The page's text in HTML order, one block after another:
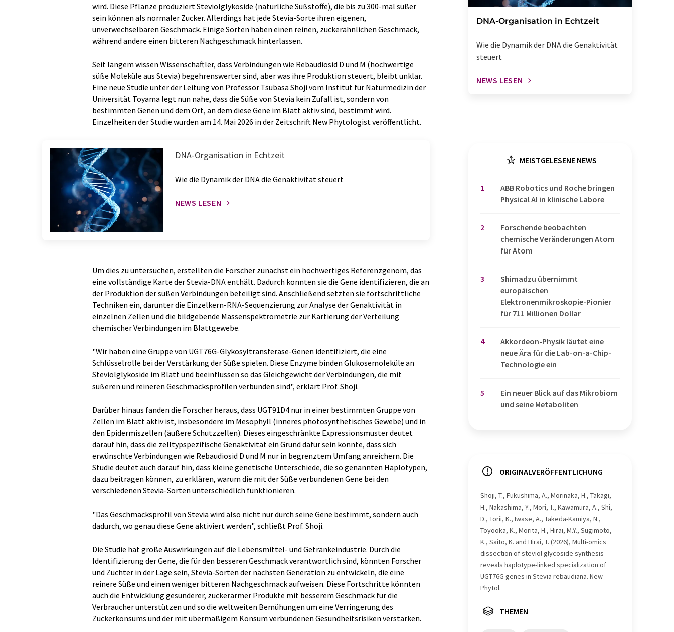
wird. Diese Pflanze produziert Steviolglykoside (natürliche Süßstoffe), die bis zu 300-mal süßer
sein können als normaler Zucker. Allerdings hat jede Stevia-Sorte ihren eigenen,
unverwechselbaren Geschmack. Einige Sorten haben einen reinen, zuckerähnlichen Geschmack,
während andere einen bitteren Nachgeschmack hinterlassen.
Seit langem wissen Wissenschaftler, dass Verbindungen wie Rebaudiosid D und M (hochwertige
süße Moleküle aus Stevia) begehrenswerter sind, aber was ihre Produktion steuert, bleibt unklar.
Eine neue Studie unter der Leitung von Professor Tsubasa Shoji vom Institut für Naturmedizin der
Universität Toyama legt nun nahe, dass die Süße von Stevia kein Zufall ist, sondern von
bestimmten Genen und dem Ort, an dem diese Gene im Blatt aktiv sind, bestimmt wird.
Einzelheiten der Studie wurden am 14. Mai 2026 in der Zeitschrift New Phytologist veröffentlicht.
DNA-Organisation in Echtzeit
Wie die Dynamik der DNA die Genaktivität steuert
NEWS LESEN
Um dies zu untersuchen, erstellten die Forscher zunächst ein hochwertiges Referenzgenom, das
eine vollständige Karte der Stevia-DNA enthält. Dadurch konnten sie die Gene identifizieren, die an
der Produktion der süßen Verbindungen beteiligt sind. Anschließend setzten sie fortschrittliche
Techniken ein, darunter die Einzelkern-RNA-Sequenzierung zur Analyse der Genaktivität in
einzelnen Zellen und die bildgebende Massenspektrometrie zur Kartierung der Verteilung
chemischer Verbindungen im Blattgewebe.
"Wir haben eine Gruppe von UGT76G-Glykosyltransferase-Genen identifiziert, die eine
Schlüsselrolle bei der Verstärkung der Süße spielen. Diese Enzyme binden Glukosemoleküle an
Steviolglykoside im Blatt und beeinflussen so das Gleichgewicht der Verbindungen, die mit
süßeren und reineren Geschmacksprofilen verbunden sind", erklärt Prof. Shoji.
Darüber hinaus fanden die Forscher heraus, dass UGT91D4 nur in einer bestimmten Gruppe von
Zellen im Blatt aktiv ist, insbesondere im Mesophyll (inneres photosynthetisches Gewebe) und in
den Epidermiszellen (äußere Schutzzellen). Dieses eingeschränkte Expressionsmuster deutet
darauf hin, dass die zelltypspezifische Genaktivität ein Grund dafür sein könnte, dass sich
erwünschte Verbindungen wie Rebaudiosid D und M nur in begrenztem Umfang anreichern. Die
Studie deutet auch darauf hin, dass kleine genetische Unterschiede, die so genannten Haplotypen,
dazu beitragen können, zu erklären, warum die mit der Süße verbundenen Gene bei den
verschiedenen Stevia-Sorten unterschiedlich funktionieren.
"Das Geschmacksprofil von Stevia wird also nicht nur durch seine Gene bestimmt, sondern auch
dadurch, wo genau diese Gene aktiviert werden", schließt Prof. Shoji.
Die Studie hat große Auswirkungen auf die Lebensmittel- und Getränkeindustrie. Durch die
Identifizierung der Gene, die für den besseren Geschmack verantwortlich sind, könnten Forscher
und Züchter in der Lage sein, Stevia-Sorten der nächsten Generation zu entwickeln, die eine
reinere Süße und einen weniger bitteren Nachgeschmack aufweisen. Diese Fortschritte könnten
auch die Entwicklung gesünderer, zuckerarmer Produkte mit besserem Geschmack für die
Verbraucher unterstützen und so die weltweiten Bemühungen um eine Verringerung des
Zuckerkonsums und der mit übermäßigem Konsum verbundenen Gesundheitsrisiken verstärken.
DNA-Organisation in Echtzeit
Wie die Dynamik der DNA die Genaktivität
steuert
NEWS LESEN
MEISTGELESENE NEWS
1
​​​​​​​ABB Robotics und Roche bringen
Physical AI in klinische Labore
2
Forschende beobachten
chemische Veränderungen Atom
für Atom
3
Shimadzu übernimmt
europäischen
Elektronenmikroskopie-Pionier
für 711 Millionen Dollar
4
Akkordeon-Physik läutet eine
neue Ära für die Lab-on-a-Chip-
Technologie ein
5
Ein neuer Blick auf das Mikrobiom
und seine Metaboliten
ORIGINALVERÖFFENTLICHUNG
Shoji, T., Fukushima, A., Morinaka, H., Takagi,
H., Nakashima, Y., Mori, T., Kawamura, A., Shi,
D., Torii, K., Iwase, A., Takeda-Kamiya, N.,
Toyooka, K., Morita, H., Hirai, M.Y., Sugimoto,
K., Saito, K. and Hirai, T. (2026), Multi-omics
dissection of steviol glycoside synthesis
reveals haplotype-linked specialization of
UGT76G genes in Stevia rebaudiana. New
Phytol.
THEMEN